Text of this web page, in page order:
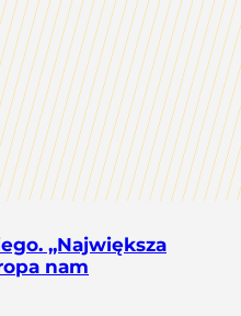
„Największa
nam